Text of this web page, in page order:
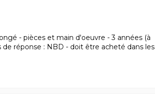
- pièces et main d'oeuvre - 3 années (à
réponse : NBD - doit être acheté dans les